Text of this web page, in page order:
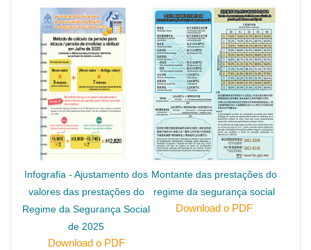
Infografia - Ajustamento dos
valores das prestações do
Regime da Segurança Social
de 2025
Download o PDF
Montante das prestações do
regime da segurança social
Download o PDF